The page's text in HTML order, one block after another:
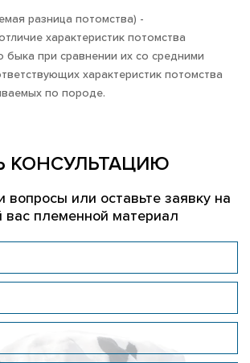
разница потомства) -
характеристик потомства
быка при сравнении их со средними
характеристик потомства
по породе.
КОНСУЛЬТАЦИЮ
вопросы или оставьте заявку на
вас племенной материал